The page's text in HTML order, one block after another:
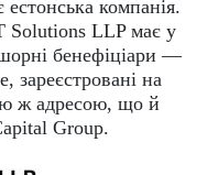
компанія.
Solutions LLP має у
бенефіціари —
зареєстровані на
ж адресою, що й
Group.